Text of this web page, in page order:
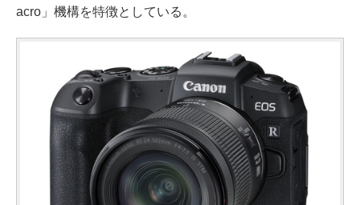
acro」機構を特徴としている。